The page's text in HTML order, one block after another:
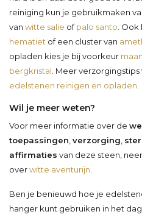
reiniging kun je gebruikmaken
van witte salie ofpalo santo .
hematiet of een cluster van
opladen kies je bij voorkeur
bergkristal . Meer
edelstenen reinigen en opladen
Wil je meer weten?
Voor meer informatie over de
toepassingen verzorging
affirmaties van deze steen,
overwitte aventurijn
Ben je benieuwd hoe je
hanger kunt gebruiken in het